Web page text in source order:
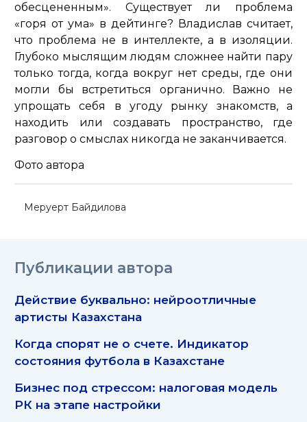
обесцененным». Существует ли проблема
«горя от ума» в дейтинге? Владислав считает,
что проблема не в интеллекте, а в изоляции.
Глубоко мыслящим людям сложнее найти пару
только тогда, когда вокруг нет среды, где они
могли бы встретиться органично. Важно не
упрощать себя в угоду рынку знакомств, а
находить или создавать пространство, где
разговор о смыслах никогда не заканчивается.
Фото автора
Меруерт Байдилова
Публикации автора
Действие буквально: нейроотличные
артисты Казахстана
Когда спорят не о счете. Индикатор
состояния футбола в Казахстане
Бизнес под стрессом: налоговая модель
РК на этапе настройки